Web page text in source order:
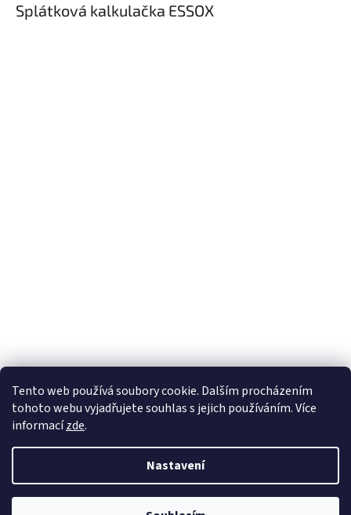
Tento web používá soubory cookie. Dalším procházením
tohoto webu vyjadřujete souhlas s jejich používáním. Více
informacízde.
Nastavení
Splátková kalkulačka ESSOX